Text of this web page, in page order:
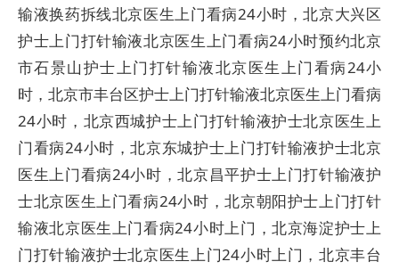
输液换药拆线北京医生上门看病24小时，北京大兴区
护士上门打针输液北京医生上门看病24小时预约北京
市石景山护士上门打针输液北京医生上门看病24小
时，北京市丰台区护士上门打针输液北京医生上门看病
24小时，北京西城护士上门打针输液护士北京医生上
门看病24小时，北京东城护士上门打针输液护士北京
医生上门看病24小时，北京昌平护士上门打针输液护
士北京医生上门看病24小时，北京朝阳护士上门打针
输液北京医生上门看病24小时上门，北京海淀护士上
门打针输液护士北京医生上门24小时上门，北京丰台